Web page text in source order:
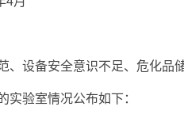
、设备安全意识不足、危化品
实验室情况公布如下：